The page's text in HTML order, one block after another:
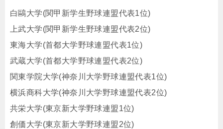
白鷗大学(関甲新学生野球連盟代表1位)
上武大学(関甲新学生野球連盟代表2位)
東海大学(首都大学野球連盟代表1位)
武蔵大学(首都大学野球連盟代表2位)
関東学院大学(神奈川大学野球連盟代表1位)
横浜商科大学(神奈川大学野球連盟代表2位)
共栄大学(東京新大学野球連盟1位)
創価大学(東京新大学野球連盟2位)